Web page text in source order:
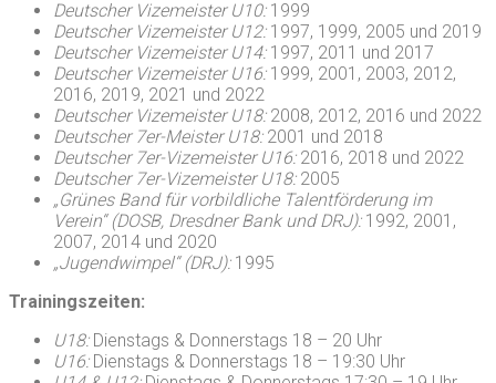
Deutscher Vizemeister U10:1999
Deutscher Vizemeister U12:1997, 1999, 2005 und 2019
Deutscher Vizemeister U14:1997, 2011 und 2017
Deutscher Vizemeister U16:1999, 2001, 2003, 2012,
2016, 2019, 2021 und 2022
Deutscher Vizemeister U18:2008, 2012, 2016 und 2022
Deutscher 7er-Meister U18:2001 und 2018
Deutscher 7er-Vizemeister U16:2016, 2018 und 2022
Deutscher 7er-Vizemeister U18:2005
„Grünes Band für vorbildliche Talentförderung im
Verein“ (DOSB, Dresdner Bank und DRJ):1992, 2001,
2007, 2014 und 2020
„Jugendwimpel“ (DRJ):1995
Trainingszeiten:
U18:Dienstags & Donnerstags 18 – 20 Uhr
U16:Dienstags & Donnerstags 18 – 19:30 Uhr